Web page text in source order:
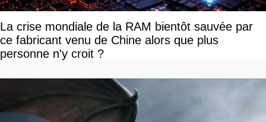
La crise mondiale de la RAM bientôt sauvée par
ce fabricant venu de Chine alors que plus
personne n'y croit ?